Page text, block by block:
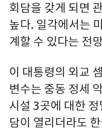
회담을 갖게 되면
높다. 일각에서는
계할 수 있다는 전
이 대통령의 외교
변수는 중동 정세
시설 3곳에 대한
담이 열리더라도